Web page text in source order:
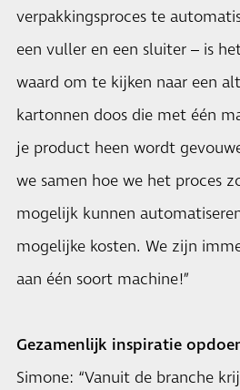
verpakkingsproces te
een vuller en een sluiter – is
waard om te kijken naar een
kartonnen doos die met één
je product heen wordt
we samen hoe we het proces
mogelijk kunnen
mogelijke kosten. We zijn
aan één soort machine!”
Gezamenlijk inspiratie
Simone: “Vanuit de branche